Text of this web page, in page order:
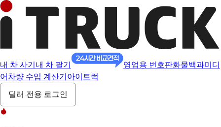
내 차 사기 내 차 팔기 영업용 번호판화물백과미디
어 차량 수입 계산기 아이트럭
딜러 전용 로그인